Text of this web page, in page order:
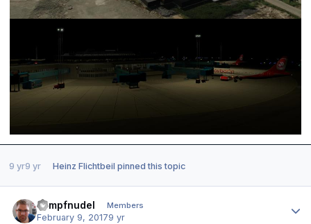
9 yr9 yr Heinz Flichtbeil pinned this topic
kampfnudel Members
February 9, 20179 yr